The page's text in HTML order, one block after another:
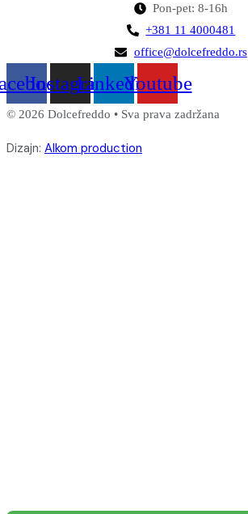
Pon-pet: 8-16h
+381 11 4000481
office@dolcefreddo.rs
InstagramLinkedinYoutube
© 2026 Dolcefreddo • Sva prava zadržana
Dizajn: Alkom production